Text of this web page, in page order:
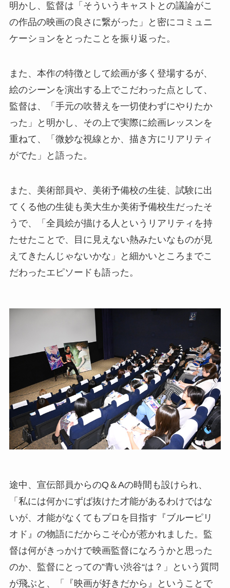
明かし、監督は「そういうキャストとの議論がこ
の作品の映画の良さに繋がった」と密にコミュニ
ケーションをとったことを振り返った。
また、本作の特徴として絵画が多く登場するが、
絵のシーンを演出する上でこだわった点として、
監督は、「手元の吹替えを一切使わずにやりたか
った」と明かし、その上で実際に絵画レッスンを
重ねて、「微妙な視線とか、描き方にリアリティ
がでた」と語った。
また、美術部員や、美術予備校の生徒、試験に出
てくる他の生徒も美大生か美術予備校生だったそ
うで、「全員絵が描ける人というリアリティを持
たせたことで、目に見えない熱みたいなものが見
えてきたんじゃないかな」と細かいところまでこ
だわったエピソードも語った。
途中、宣伝部員からのQ＆Aの時間も設けられ、
「私には何かにずば抜けた才能があるわけではな
いが、才能がなくてもプロを目指す『ブルーピリ
オド』の物語にだからこそ心が惹かれました。監
督は何がきっかけで映画監督になろうかと思った
のか、監督にとっての”青い渋谷“は？」という質問
が飛ぶと、「『映画が好きだから』ということで